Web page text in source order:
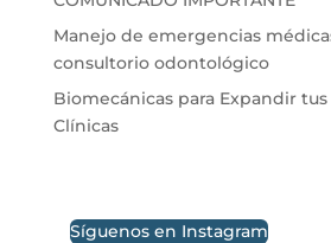
Manejo de emergencias
consultorio odontológico
Biomecánicas para Expandir
Clínicas
Síguenos en Instagram